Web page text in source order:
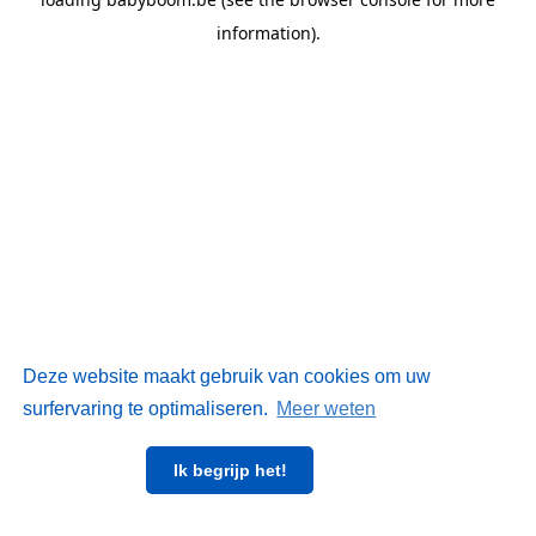
Deze website maakt gebruik van cookies om uw
surfervaring te optimaliseren. Meer weten
Ik begrijp het!
information).